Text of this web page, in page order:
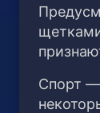
Спорт —